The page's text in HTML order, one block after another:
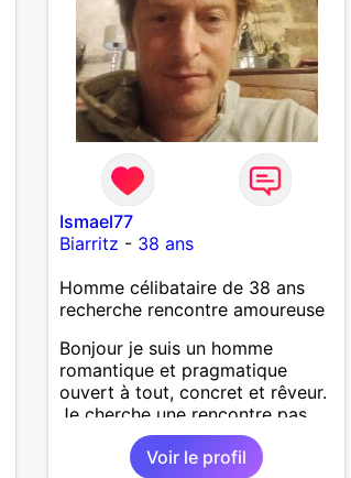
Ismael77
Biarritz - 38 ans
Homme célibataire de 38 ans
recherche rencontre amoureuse
Bonjour je suis un homme
romantique et pragmatique
ouvert à tout, concret et rêveur.
Je cherche une rencontre pas
trente. Je suis cuisinier et je vis
à Biarritz j'aime être dehors,
Voir le profil